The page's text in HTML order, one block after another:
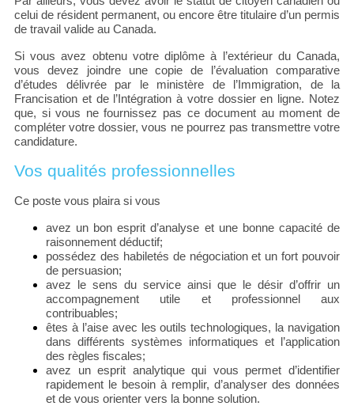
celui de résident permanent, ou encore être titulaire d’un permis
de travail valide au Canada.
Si vous avez obtenu votre diplôme à l’extérieur du Canada,
vous devez joindre une copie de l’évaluation comparative
d’études délivrée par le ministère de l’Immigration, de la
Francisation et de l’Intégration à votre dossier en ligne. Notez
que, si vous ne fournissez pas ce document au moment de
compléter votre dossier, vous ne pourrez pas transmettre votre
candidature.
Vos qualités professionnelles
Ce poste vous plaira si vous
avez un bon esprit d’analyse et une bonne capacité de
raisonnement déductif;
possédez des habiletés de négociation et un fort pouvoir
de persuasion;
avez le sens du service ainsi que le désir d’offrir un
accompagnement utile et professionnel aux
contribuables;
êtes à l’aise avec les outils technologiques, la navigation
dans différents systèmes informatiques et l’application
des règles fiscales;
avez un esprit analytique qui vous permet d’identifier
rapidement le besoin à remplir, d’analyser des données
et de vous orienter vers la bonne solution.